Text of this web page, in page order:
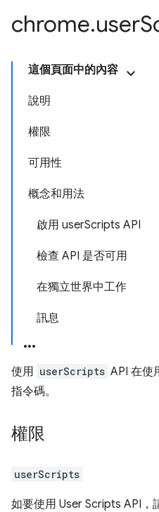
chrome.user
這個頁面中的內容
說明
權限
可用性
概念和用法
啟用 userScripts API
檢查 API 是否可用
在獨立世界中工作
訊息
使用 userScripts API 在使
指令碼。
權限
userScripts
如要使用 User Scripts API，